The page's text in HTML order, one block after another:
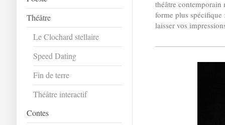
Théâtre
Le Clochard stellaire
Speed Dating
Fin de terre
Théâtre interactif
Contes
théâtre contemporain
forme plus
laisser vos